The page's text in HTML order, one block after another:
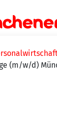
(m/w/d)